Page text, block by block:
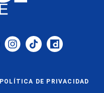
POLÍTICA DE PRIVACIDAD